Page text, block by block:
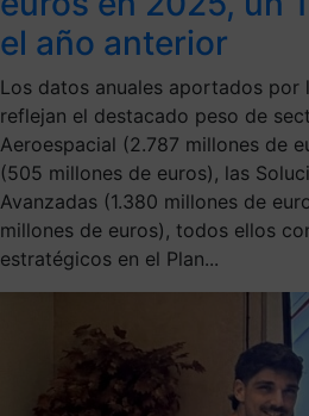
el año anterior
Los datos anuales aportados por
reflejan el destacado peso de
Aeroespacial (2.787 millones de
(505 millones de euros), las
Avanzadas (1.380 millones de
millones de euros), todos ellos
estratégicos en el Plan...